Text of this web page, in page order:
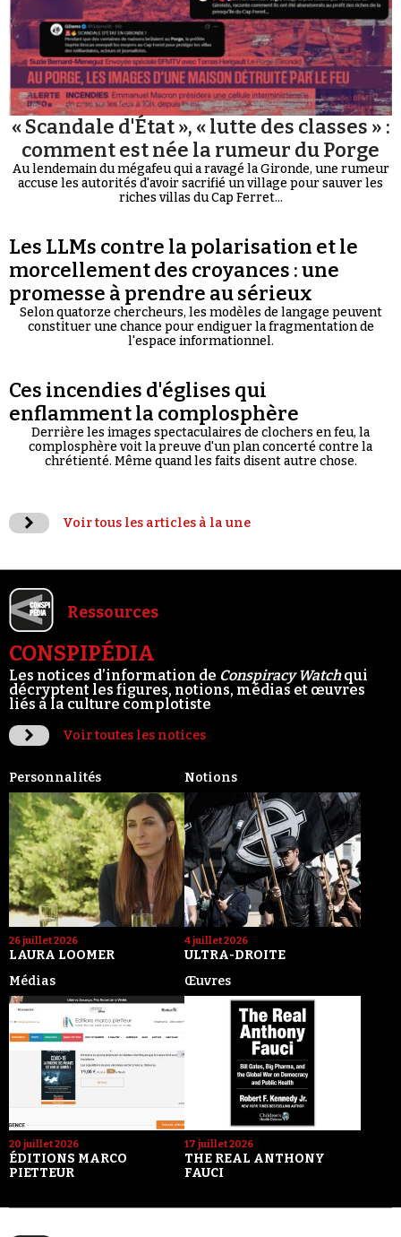
« Scandale d'État », « lutte des classes » :
comment est née la rumeur du Porge
Au lendemain du mégafeu qui a ravagé la Gironde, une rumeur
accuse les autorités d'avoir sacrifié un village pour sauver les
riches villas du Cap Ferret...
Les LLMs contre la polarisation et le
morcellement des croyances : une
promesse à prendre au sérieux
Selon quatorze chercheurs, les modèles de langage peuvent
constituer une chance pour endiguer la fragmentation de
l'espace informationnel.
Ces incendies d'églises qui
enflamment la complosphère
Derrière les images spectaculaires de clochers en feu, la
complosphère voit la preuve d'un plan concerté contre la
chrétienté. Même quand les faits disent autre chose.
Voir tous les articles à la une
Ressources
CONSPIPÉDIA
Les notices d’information de Conspiracy Watchqui
décryptent les figures, notions, médias et œuvres
liés à la culture complotiste
Voir toutes les notices
Personnalités
26 juillet 2026
LAURA LOOMER
Notions
4 juillet 2026
ULTRA-DROITE
Médias
20 juillet 2026
ÉDITIONS MARCO
PIETTEUR
Œuvres
17 juillet 2026
THE REAL ANTHONY
FAUCI